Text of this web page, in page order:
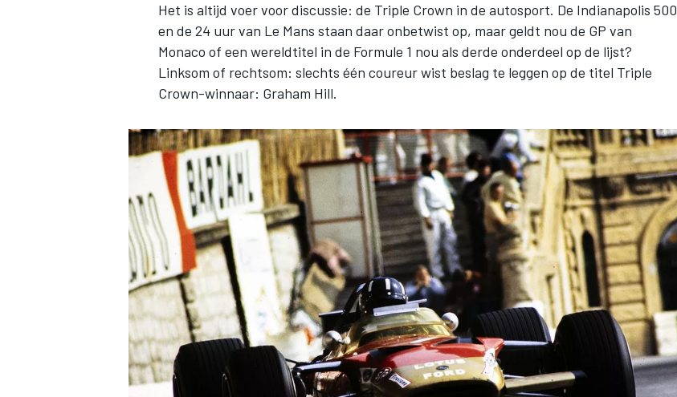
Het is altijd voer voor discussie: de Triple Crown in de autosport. De Indianapolis 500
en de 24 uur van Le Mans staan daar onbetwist op, maar geldt nou de GP van
Monaco of een wereldtitel in de Formule 1 nou als derde onderdeel op de lijst?
Linksom of rechtsom: slechts één coureur wist beslag te leggen op de titel Triple
Crown-winnaar: Graham Hill.